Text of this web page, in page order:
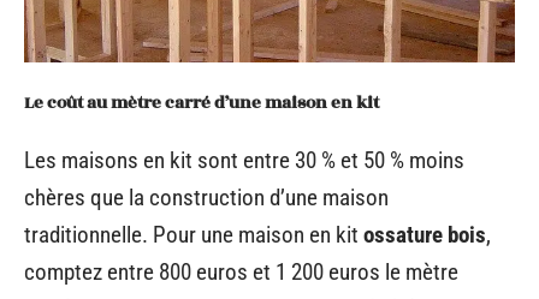
Le coût au mètre carré d’une maison en kit
Les maisons en kit sont entre 30 % et 50 % moins
chères que la construction d’une maison
traditionnelle. Pour une maison en kit ossature bois,
comptez entre 800 euros et 1 200 euros le mètre